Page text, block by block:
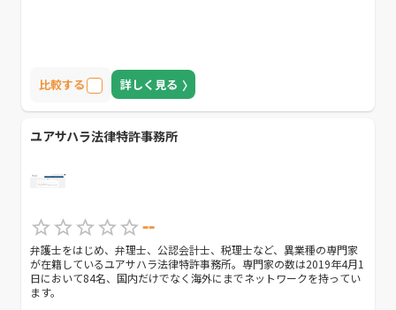
比較する 詳しく見る
ユアサハラ法律特許事務所
--
弁護士をはじめ、弁理士、公認会計士、税理士など、異業種の専門家
が在籍しているユアサハラ法律特許事務所。専門家の数は2019年4月1
日において84名、国内だけでなく海外にまでネットワークを持ってい
ます。